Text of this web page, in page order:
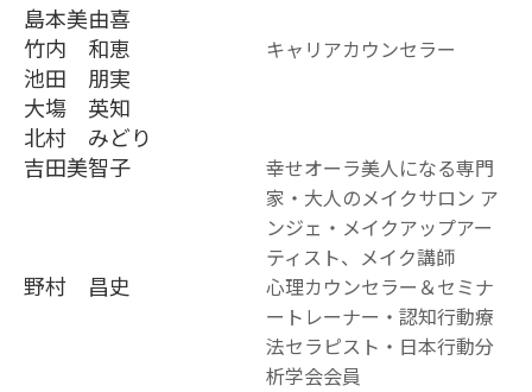
島本美由喜
竹内 和恵
キャリアカウンセラー
池田 朋実
大塲 英知
北村 みどり
吉田美智子
幸せオーラ美人になる専門
家・大人のメイクサロン ア
ンジェ・メイクアップアー
ティスト、メイク講師
野村 昌史
心理カウンセラー＆セミナ
ートレーナー・認知行動療
法セラピスト・日本行動分
析学会会員